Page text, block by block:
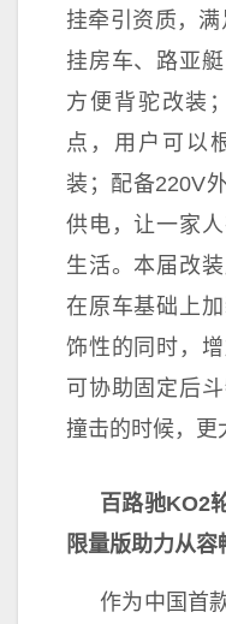
挂牵引资质，
挂房车、路亚
方便背驼改装
点，用户可以
装；配备220V
供电，让一家
生活。本届改
在原车基础上
饰性的同时，
可协助固定后
撞击的时候，更
百路驰KO2
限量版助力从容
作为中国首